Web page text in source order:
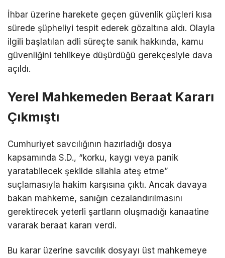
İhbar üzerine harekete geçen güvenlik güçleri kısa
sürede şüpheliyi tespit ederek gözaltına aldı. Olayla
ilgili başlatılan adli süreçte sanık hakkında, kamu
güvenliğini tehlikeye düşürdüğü gerekçesiyle dava
açıldı.
Yerel Mahkemeden Beraat Kararı
Çıkmıştı
Cumhuriyet savcılığının hazırladığı dosya
kapsamında S.D., “korku, kaygı veya panik
yaratabilecek şekilde silahla ateş etme”
suçlamasıyla hakim karşısına çıktı. Ancak davaya
bakan mahkeme, sanığın cezalandırılmasını
gerektirecek yeterli şartların oluşmadığı kanaatine
vararak beraat kararı verdi.
Bu karar üzerine savcılık dosyayı üst mahkemeye